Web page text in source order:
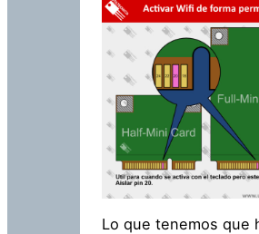
Lo que tenemos que